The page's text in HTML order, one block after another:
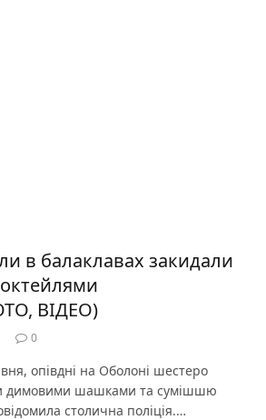
в балаклавах закидали
ВІДЕО)
0
опівдні на Оболоні шестеро
димовими шашками та сумішшю
столична поліція.…